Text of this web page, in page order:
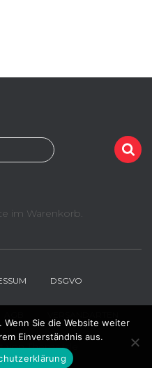
im Warenkorb.
DSGVO
vonThemeIsle
Sie die Website weiter
Einverständnis aus.